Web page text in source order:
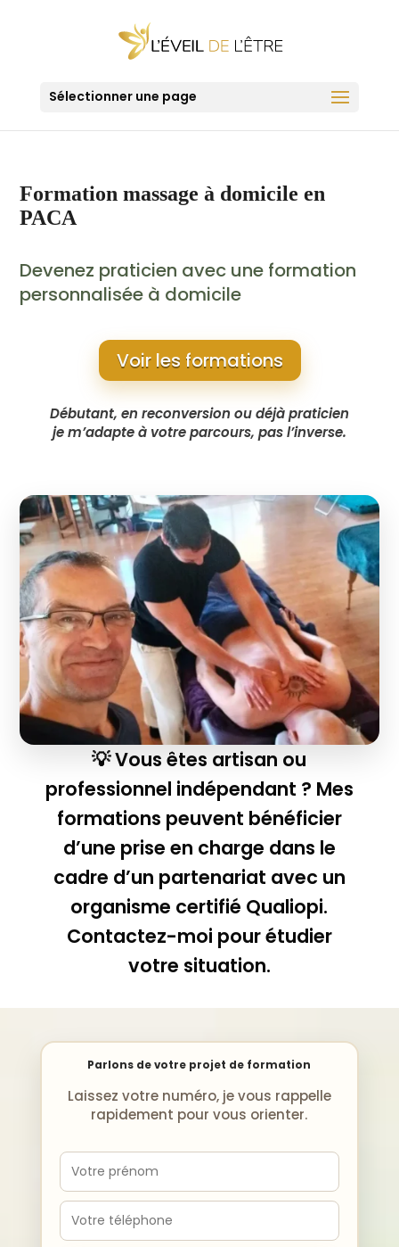
Sélectionner une page
Formation massage à domicile en
PACA
Devenez praticien avec une formation
personnalisée à domicile
Voir les formations
Débutant, en reconversion ou déjà praticien
je m’adapte à votre parcours, pas l’inverse.
💡 Vous êtes artisan ou
professionnel indépendant ? Mes
formations peuvent bénéficier
d’une prise en charge dans le
cadre d’un partenariat avec un
organisme certifié Qualiopi.
Contactez-moi pour étudier
votre situation.
Parlons de votre projet de formation
Laissez votre numéro, je vous rappelle
rapidement pour vous orienter.